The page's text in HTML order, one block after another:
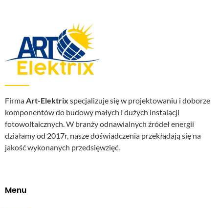
FirmaArt-Elektrix specjalizuje się w projektowaniu i doborze
komponentów do budowy małych i dużych instalacji
fotowoltaicznych. W branży odnawialnych źródeł energii
działamy od 2017r, nasze doświadczenia przekładają się na
jakość wykonanych przedsięwzięć.
Menu